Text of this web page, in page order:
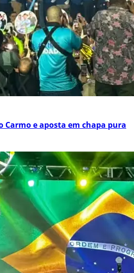
Carmo e aposta em chapa pura